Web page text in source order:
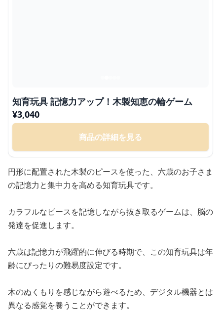
知育玩具 記憶力アップ！木製知恵の輪ゲーム
¥3,040
商品の詳細を見る
円形に配置された木製のピースを使った、六歳のお子さま
の記憶力と集中力を高める知育玩具です。
カラフルなピースを記憶しながら抜き取るゲームは、脳の
発達を促進します。
六歳は記憶力が飛躍的に伸びる時期で、この知育玩具は年
齢にぴったりの難易度設定です。
木のぬくもりを感じながら遊べるため、デジタル機器とは
異なる感覚を養うことができます。